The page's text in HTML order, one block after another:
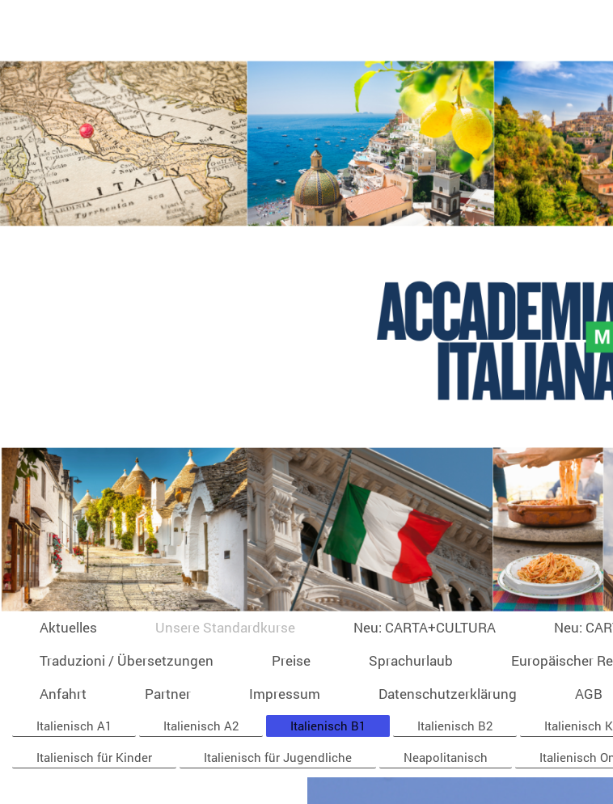
Aktuelles Unsere Standardkurse Neu: CARTA+CULTURA Neu:
Traduzioni / Übersetzungen
Preise Sprachurlaub Europäischer
Anfahrt
Partner Impressum Datenschutzerklärung AGB
Italienisch A1 Italienisch A2 Italienisch B1 Italienisch B2 Italienisch
Italienisch für Kinder
Italienisch für Jugendliche Neapolitanisch Italienisch